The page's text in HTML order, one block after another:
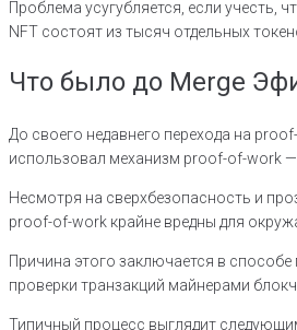
Проблема усугубляется, если учесть,
NFT состоят из тысяч отдельных
Что было до Merge
До своего недавнего перехода на
использовал механизм proof-of-work —
Несмотря на сверхбезопасность и
proof-of-work крайне вредны для
Причина этого заключается в способе
проверки транзакций майнерами
Типичный процесс выглядит